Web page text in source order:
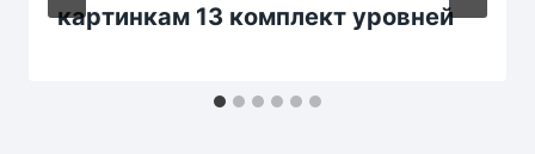
картинкам 13 комплект уровней